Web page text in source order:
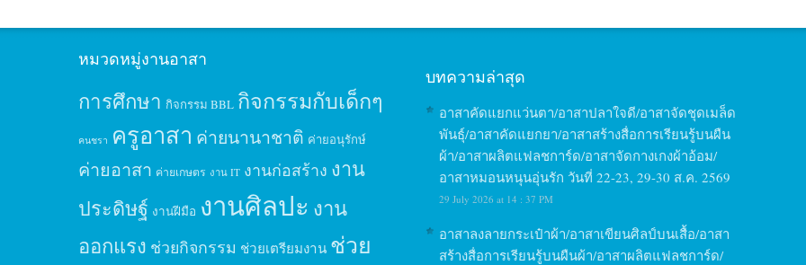
หมวดหมู่งานอาสา
การศึกษา กิจกรรม BBL กิจกรรมกับเด็กๆ
คนชรา ครูอาสา ค่ายนานาชาติ ค่ายอนุรักษ์
ค่ายอาสา ค่ายเกษตร งาน IT งานก่อสร้าง งาน
ประดิษฐ์ งานฝีมือ งานศิลปะ งาน
ออกแรง ช่วยกิจกรรม ช่วยเตรียมงาน ช่วย
บทความล่าสุด
อาสาคัดแยกแว่นตา/อาสาปลาใจดี/อาสาจัดชุดเมล็ด
พันธุ์/อาสาคัดแยกยา/อาสาสร้างสื่อการเรียนรู้บนผืน
ผ้า/อาสาผลิตแฟลชการ์ด/อาสาจัดกางเกงผ้าอ้อม/
อาสาหมอนหนุนอุ่นรัก วันที่ 22-23, 29-30 ส.ค. 2569
29 July 2026 at 14 : 37 PM
อาสาลงลายกระเป๋าผ้า/อาสาเขียนศิลป์บนเสื้อ/อาสา
สร้างสื่อการเรียนรู้บนผืนผ้า/อาสาผลิตแฟลชการ์ด/